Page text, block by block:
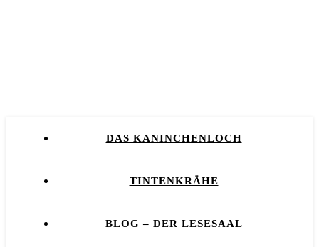
DAS KANINCHENLOCH
TINTENKRÄHE
BLOG – DER LESESAAL